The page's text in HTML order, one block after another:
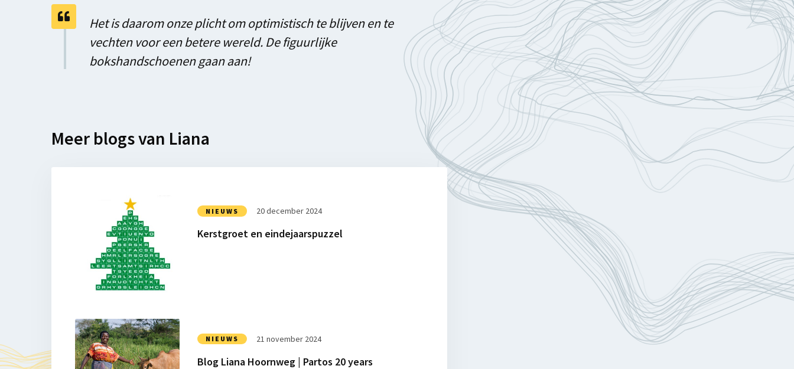
Het is daarom onze plicht om optimistisch te blijven en te
vechten voor een betere wereld. De figuurlijke
bokshandschoenen gaan aan!
Meer blogs van Liana
NIEUWS 20 december 2024
Kerstgroet en eindejaarspuzzel
Kerstgroet
eindejaarspuzzel
NIEUWS 21 november 2024
Blog Liana Hoornweg | Partos 20 years
Lees
meer
over